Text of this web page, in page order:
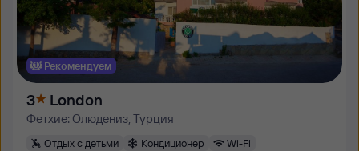
Рекомендуем
3 London
Фетхие: Олюдениз, Турция
Отдых с детьми Кондиционер
Wi-Fi